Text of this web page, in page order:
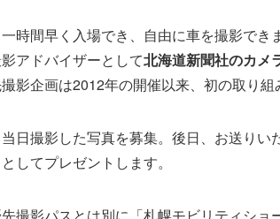
時間早く入場でき、自由に車を撮影でき
アドバイザーとして北海道新聞社のカメ
影企画は2012年の開催以来、初の取り組
日撮影した写真を募集。後日、お送りい
としてプレゼントします。